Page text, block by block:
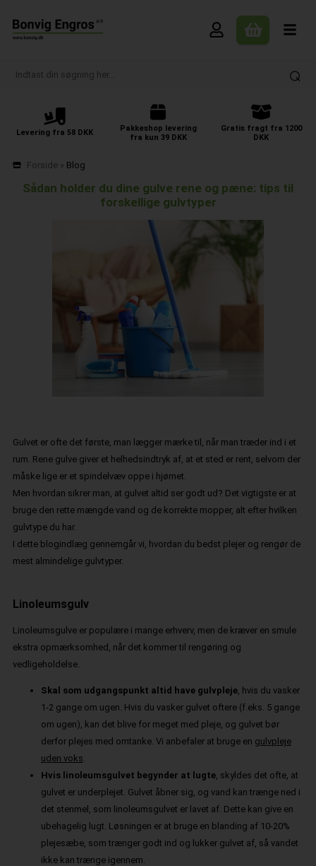
Levering fra 58 DKK
Pakkeshop levering
fra kun 39 DKK
Gratis fragt fra 1200
DKK
Forside» Blog
Sådan holder du dine gulve rene og pæne: tips til
forskellige gulvtyper
Gulvet er ofte det første, man lægger mærke til, når man træder ind i et
rum. Rene gulve giver et helhedsindtryk af, at et sted er rent, selvom der
måske lige er et spindelvæv oppe i hjørnet.
Men hvordan sikrer man, at gulvet altid ser godt ud? Det vigtigste er at
bruge den rette mængde vand og de korrekte mopper, alt efter hvilken
gulvtype du har.
I dette blogindlæg gennemgår vi, hvordan du bedst plejer og rengør de
mest almindelige gulvtyper.
Linoleumsgulv
Linoleumsgulve er populære i mange erhverv, men de kræver en smule
ekstra opmærksomhed, når det kommer til rengøring og
vedligeholdelse.
Skal som udgangspunkt altid have gulvpleje, hvis du vasker
1-2 gange om ugen. Hvis du vasker gulvet oftere (f.eks. 5 gange
om ugen), kan det blive for meget med pleje, og gulvet bør
derfor plejes med omtanke. Vi anbefaler at bruge en gulvpleje
uden voks
Hvis linoleumsgulvet begynder at lugte, skyldes det ofte, at
gulvet er underplejet. Gulvet åbner sig, og vand kan trænge ned i
det stenmel, som linoleumsgulvet er lavet af. Dette kan give en
ubehagelig lugt. Løsningen er at bruge en blanding af 10-20%
plejesæbe, som trænger godt ind og lukker gulvet af, så vandet
ikke kan trænge igennem.